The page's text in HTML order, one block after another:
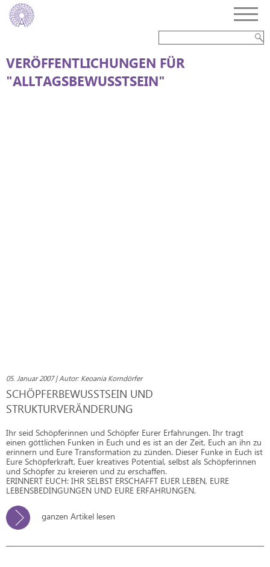
VERÖFFENTLICHUNGEN FÜR
"ALLTAGSBEWUSSTSEIN"
05. Januar 2007 | Autor: Keoania Korndörfer
SCHÖPFERBEWUSSTSEIN UND
STRUKTURVERÄNDERUNG
Ihr seid Schöpferinnen und Schöpfer Eurer Erfahrungen. Ihr tragt
einen göttlichen Funken in Euch und es ist an der Zeit, Euch an ihn zu
erinnern und Eure Transformation zu zünden. Dieser Funke in Euch ist
Eure Schöpferkraft, Euer kreatives Potential, selbst als Schöpferinnen
und Schöpfer zu kreieren und zu erschaffen.
ERINNERT EUCH: IHR SELBST ERSCHAFFT EUER LEBEN, EURE
LEBENSBEDINGUNGEN UND EURE ERFAHRUNGEN.
ganzen Artikel lesen